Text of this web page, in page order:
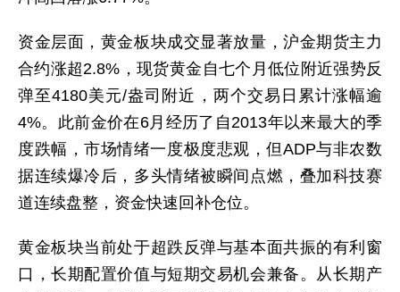
资金层面，黄金板块成交显著放量，沪金期货主力
合约涨超2.8%，现货黄金自七个月低位附近强势反
弹至4180美元/盎司附近，两个交易日累计涨幅逾
4%。此前金价在6月经历了自2013年以来最大的季
度跌幅，市场情绪一度极度悲观，但ADP与非农数
据连续爆冷后，多头情绪被瞬间点燃，叠加科技赛
道连续盘整，资金快速回补仓位。
黄金板块当前处于超跌反弹与基本面共振的有利窗
口，长期配置价值与短期交易机会兼备。从长期产